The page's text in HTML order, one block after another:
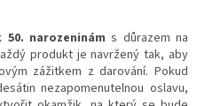
50. narozeninám s důrazem na
produkt je navržený tak, aby
zážitkem z darování. Pokud
nezapomenutelnou oslavu,